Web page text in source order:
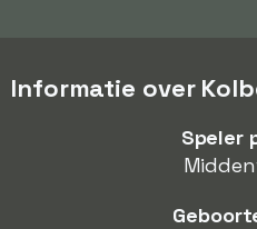
Informatie over
Speler